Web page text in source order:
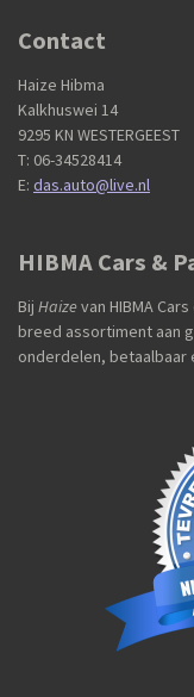
Contact
Haize Hibma
Kalkhuswei 14
9295 KN WESTERGEEST
T: 06-34528414
E: das.auto@live.nl
HIBMA Cars &
Bij Haizevan HIBMA
breed assortiment aan
onderdelen, betaalbaar